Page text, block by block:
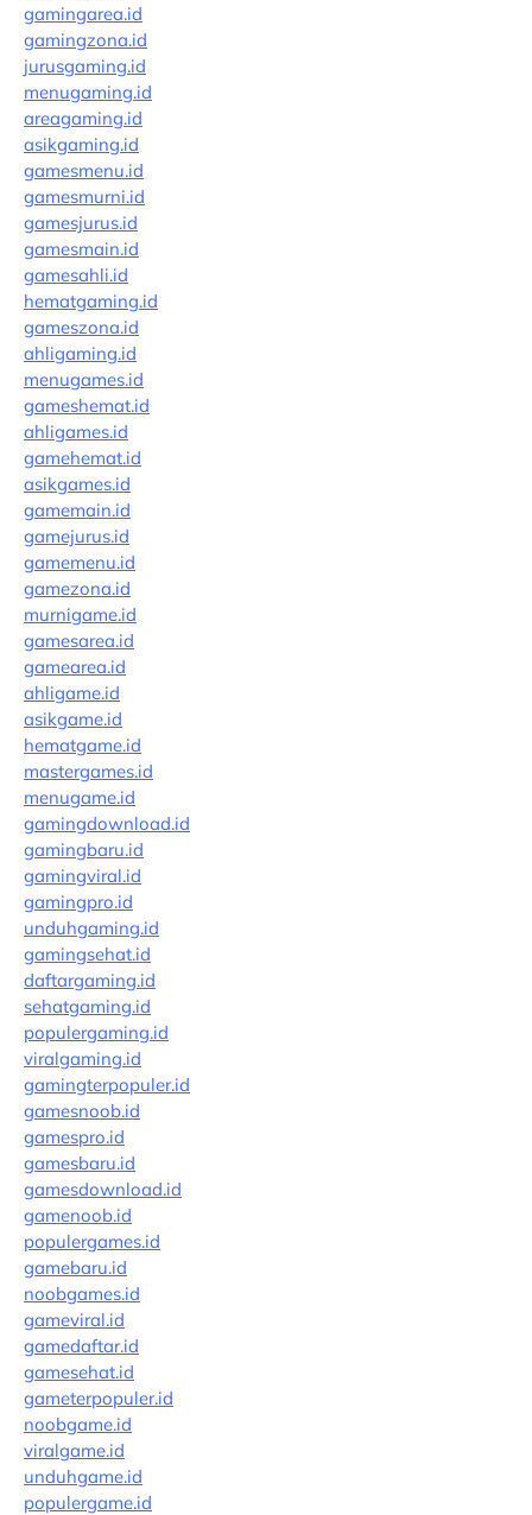
gamingarea.id
gamingzona.id
jurusgaming.id
menugaming.id
areagaming.id
asikgaming.id
gamesmenu.id
gamesmurni.id
gamesjurus.id
gamesmain.id
gamesahli.id
hematgaming.id
gameszona.id
ahligaming.id
menugames.id
gameshemat.id
ahligames.id
gamehemat.id
asikgames.id
gamemain.id
gamejurus.id
gamemenu.id
gamezona.id
murnigame.id
gamesarea.id
gamearea.id
ahligame.id
asikgame.id
hematgame.id
mastergames.id
menugame.id
gamingdownload.id
gamingbaru.id
gamingviral.id
gamingpro.id
unduhgaming.id
gamingsehat.id
daftargaming.id
sehatgaming.id
populergaming.id
viralgaming.id
gamingterpopuler.id
gamesnoob.id
gamespro.id
gamesbaru.id
gamesdownload.id
gamenoob.id
populergames.id
gamebaru.id
noobgames.id
gameviral.id
gamedaftar.id
gamesehat.id
gameterpopuler.id
noobgame.id
viralgame.id
unduhgame.id
populergame.id